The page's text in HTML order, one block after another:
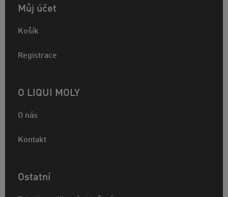
Můj účet
Košík
Registrace
O LIQUI MOLY
O nás
Kontakt
Ostatní